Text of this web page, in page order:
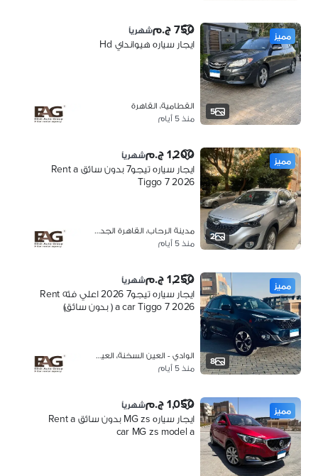
5
مميز 750 ج.م شهرياً
ايجار سياره هيوانداي Hd
القطامية، القاهرة
منذ 5 أيام
2
مميز 1,200 ج.م شهرياً
ايجار سياره تيجو7 بدون سائق Rent a
Tiggo 7 2026
مدينة الرحاب، القاهرة الجديدة
منذ 5 أيام
8
مميز 1,250 ج.م شهرياً
ايجار سياره تيجو7 2026 اعلي فئه Rent
a car Tiggo 7 2026 ( بدون سائق)
الوادي - العين السخنة، العين السخنة
منذ 5 أيام
مميز 1,050 ج.م شهرياً
ايجار سياره MG zs بدون سائق Rent a
car MG zs model a